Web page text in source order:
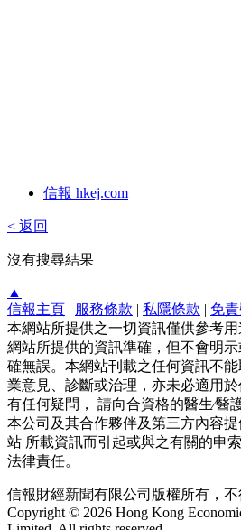
信報 hkej.com
< 返回
沒有搜尋結果
▲
信報主頁 | 服務條款 | 私隱條款 | 免
本網站所提供之一切資訊僅供參考
網站所提供的資訊準確，但不會明
確無誤。本網站刊載之任何資訊不
業意見、診斷或治理，亦未必適用
有任何疑問， 請向合資格的醫生∕醫
本公司及其合作夥伴及第三方內容
站 所載資訊而引起或與之有關的申
法律責任。
信報財經新聞有限公司版權所有，不
Copyright © 2026 Hong Kong